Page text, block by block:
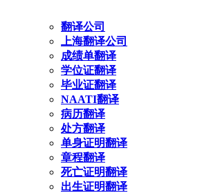
翻译公司
上海翻译公司
成绩单翻译
学位证翻译
毕业证翻译
NAATI翻译
病历翻译
处方翻译
单身证明翻译
章程翻译
死亡证明翻译
出生证明翻译